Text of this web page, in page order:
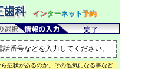
歯科 インターネット予約
番号などを入力してください。
症状があるのか。その他気になる事など